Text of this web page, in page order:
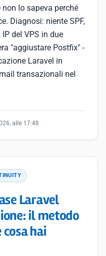
lo sapeva perché
Diagnosi: niente SPF,
IP del VPS in due
"aggiustare Postfix" -
Laravel in
transazionali nel
alle 17:48
Laravel
il metodo
hai